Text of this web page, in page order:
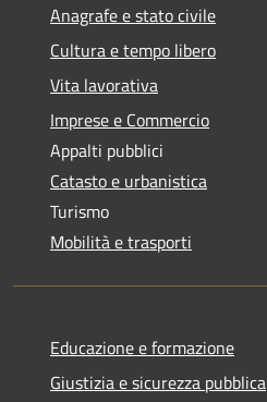
Anagrafe e stato civile
Cultura e tempo libero
Vita lavorativa
Imprese e Commercio
Appalti pubblici
Catasto e urbanistica
Turismo
Mobilità e trasporti
Educazione e formazione
Giustizia e sicurezza pubblica